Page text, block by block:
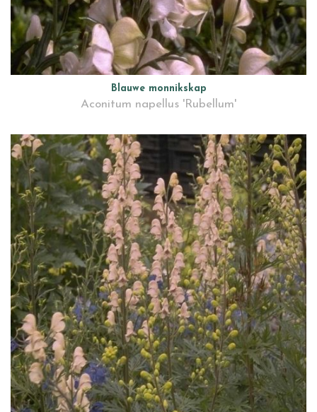
Blauwe monnikskap
Aconitum napellus 'Rubellum'